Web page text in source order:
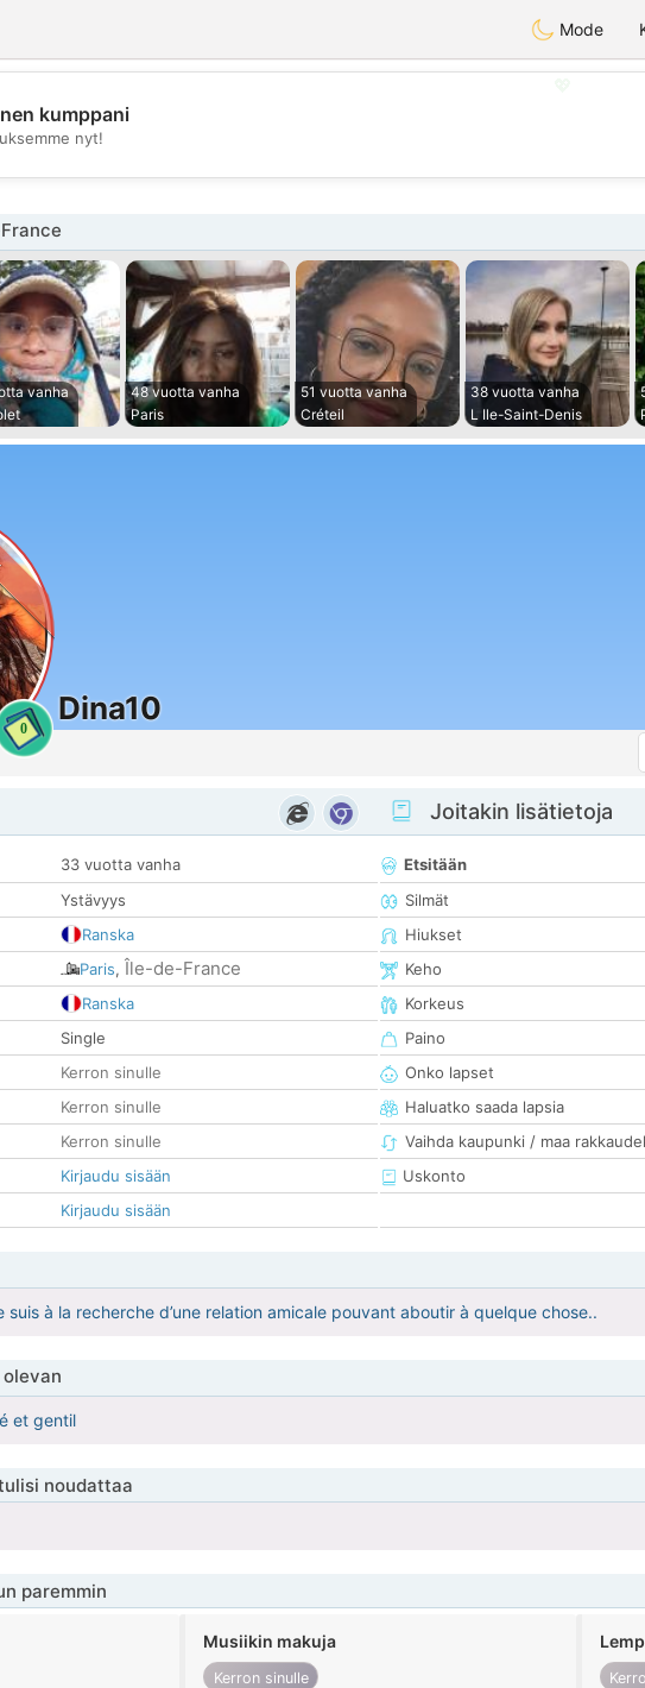
Mode
💕
kumppani
nyt!
vanha
48 vuotta vanha
Paris
51 vuotta vanha
Créteil
38 vuotta vanha
L Ile-Saint-Denis
0
Dina10
33 vuotta vanha
Ystävyys
Ranska
Paris, Île-de-France
Ranska
Single
Kerron sinulle
Kerron sinulle
Kerron sinulle
Kirjaudu sisään
Kirjaudu sisään
Joitakin lisätietoja
Etsitään
Silmät
Hiukset
Keho
Korkeus
Paino
Onko lapset
Haluatko saada lapsia
Vaihda kaupunki / maa
Uskonto
suis à la recherche d’une relation amicale pouvant aboutir à quelque chose..
et gentil
noudattaa
paremmin
Musiikin makuja
Kerron sinulle